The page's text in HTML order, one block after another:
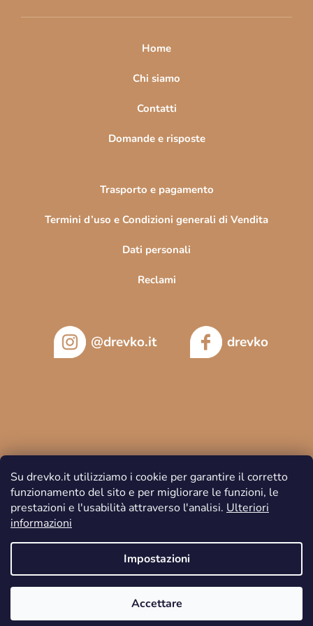
Su drevko.it utilizziamo i cookie per garantire il corretto
funzionamento del sito e per migliorare le funzioni, le
prestazioni e l'usabilità attraverso l'analisi. Ulteriori
informazioni
Impostazioni
Accettare
Home
Chi siamo
Contatti
Domande e risposte
Trasporto e pagamento
Termini d’uso e Condizioni generali di Vendita
Dati personali
Reclami
@drevko.it drevko
Creato da Shoptet